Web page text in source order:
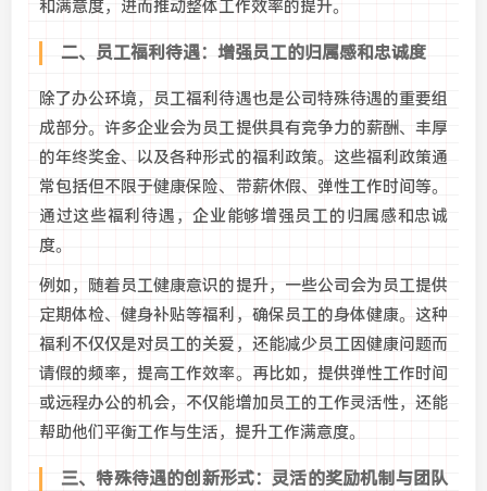
和满意度，进而推动整体工作效率的提升。
二、员工福利待遇：增强员工的归属感和忠诚度
除了办公环境，员工福利待遇也是公司特殊待遇的重要组
成部分。许多企业会为员工提供具有竞争力的薪酬、丰厚
的年终奖金、以及各种形式的福利政策。这些福利政策通
常包括但不限于健康保险、带薪休假、弹性工作时间等。
通过这些福利待遇，企业能够增强员工的归属感和忠诚
度。
例如，随着员工健康意识的提升，一些公司会为员工提供
定期体检、健身补贴等福利，确保员工的身体健康。这种
福利不仅仅是对员工的关爱，还能减少员工因健康问题而
请假的频率，提高工作效率。再比如，提供弹性工作时间
或远程办公的机会，不仅能增加员工的工作灵活性，还能
帮助他们平衡工作与生活，提升工作满意度。
三、特殊待遇的创新形式：灵活的奖励机制与团队